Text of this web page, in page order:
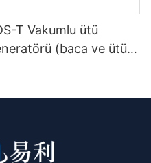
T Vakumlu ütü
(baca ve ütü